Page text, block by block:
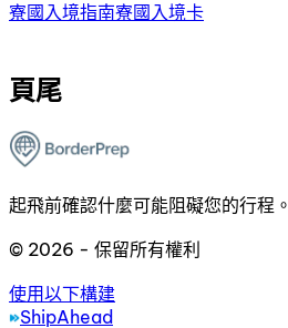
寮國入境指南寮國入境卡
頁尾
起飛前確認什麼可能阻礙您的行程。
© 2026 - 保留所有權利
使用以下構建
ShipAhead